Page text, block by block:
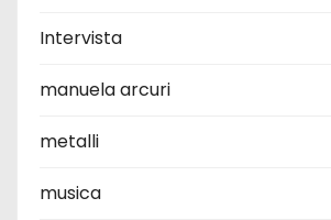
Intervista
manuela arcuri
metalli
musica